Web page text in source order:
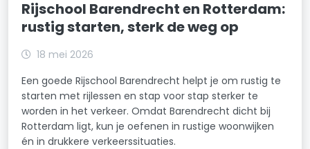
Rijschool Barendrecht en Rotterdam:
rustig starten, sterk de weg op
18 mei 2026
Een goede Rijschool Barendrecht helpt je om rustig te
starten met rijlessen en stap voor stap sterker te
worden in het verkeer. Omdat Barendrecht dicht bij
Rotterdam ligt, kun je oefenen in rustige woonwijken
én in drukkere verkeerssituaties.